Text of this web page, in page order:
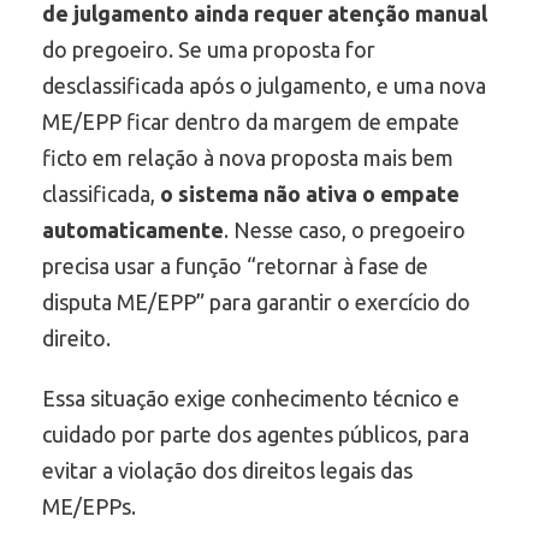
de julgamento ainda requer atenção manual
do pregoeiro. Se uma proposta for
desclassificada após o julgamento, e uma nova
ME/EPP ficar dentro da margem de empate
ficto em relação à nova proposta mais bem
classificada, o sistema não ativa o empate
automaticamente. Nesse caso, o pregoeiro
precisa usar a função “retornar à fase de
disputa ME/EPP” para garantir o exercício do
direito.
Essa situação exige conhecimento técnico e
cuidado por parte dos agentes públicos, para
evitar a violação dos direitos legais das
ME/EPPs.